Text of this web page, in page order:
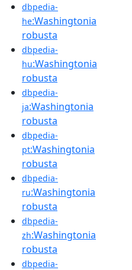
dbpedia-
he:Washingtonia
robusta
dbpedia-
hu:Washingtonia
robusta
dbpedia-
ja:Washingtonia
robusta
dbpedia-
pt:Washingtonia
robusta
dbpedia-
ru:Washingtonia
robusta
dbpedia-
zh:Washingtonia
robusta
dbpedia-